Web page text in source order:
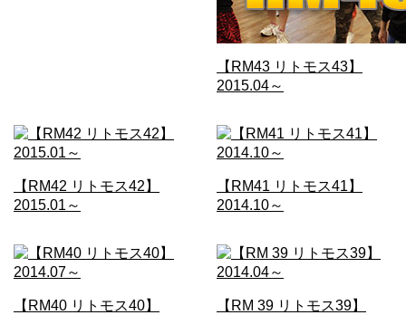
【RM43 リトモス43】
2015.04～
【RM42 リトモス42】
2015.01～
【RM41 リトモス41】
2014.10～
【RM40 リトモス40】
【RM 39 リトモス39】